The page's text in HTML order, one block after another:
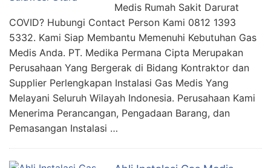
Medis Rumah Sakit Darurat
COVID? Hubungi Contact Person Kami 0812 1393
5332. Kami Siap Membantu Memenuhi Kebutuhan Gas
Medis Anda. PT. Medika Permana Cipta Merupakan
Perusahaan Yang Bergerak di Bidang Kontraktor dan
Supplier Perlengkapan Instalasi Gas Medis Yang
Melayani Seluruh Wilayah Indonesia. Perusahaan Kami
Menerima Perancangan, Pengadaan Barang, dan
Pemasangan Instalasi …